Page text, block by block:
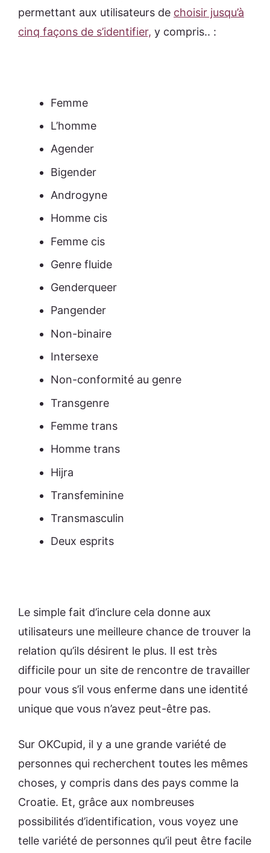
permettant aux utilisateurs de choisir jusqu’à
cinq façons de s’identifier, y compris.. :
Femme
L’homme
Agender
Bigender
Androgyne
Homme cis
Femme cis
Genre fluide
Genderqueer
Pangender
Non-binaire
Intersexe
Non-conformité au genre
Transgenre
Femme trans
Homme trans
Hijra
Transfeminine
Transmasculin
Deux esprits
Le simple fait d’inclure cela donne aux
utilisateurs une meilleure chance de trouver la
relation qu’ils désirent le plus. Il est très
difficile pour un site de rencontre de travailler
pour vous s’il vous enferme dans une identité
unique que vous n’avez peut-être pas.
Sur OKCupid, il y a une grande variété de
personnes qui recherchent toutes les mêmes
choses, y compris dans des pays comme la
Croatie. Et, grâce aux nombreuses
possibilités d’identification, vous voyez une
telle variété de personnes qu’il peut être facile